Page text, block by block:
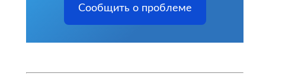
Сообщить о проблеме